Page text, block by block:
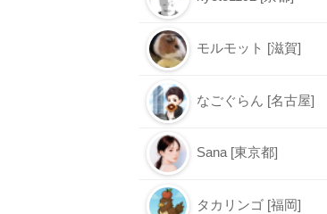
モルモット [滋賀]
なごぐらん [名古屋]
Sana [東京都]
タカリンゴ [福岡]